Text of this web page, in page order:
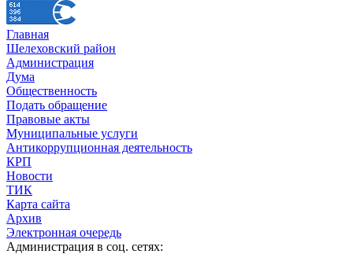
Главная
Шелеховский район
Администрация
Дума
Общественность
Подать обращение
Правовые акты
Муниципальные услуги
Антикоррупционная деятельность
КРП
Новости
ТИК
Карта сайта
Архив
Электронная очередь
Администрация в соц. сетях: